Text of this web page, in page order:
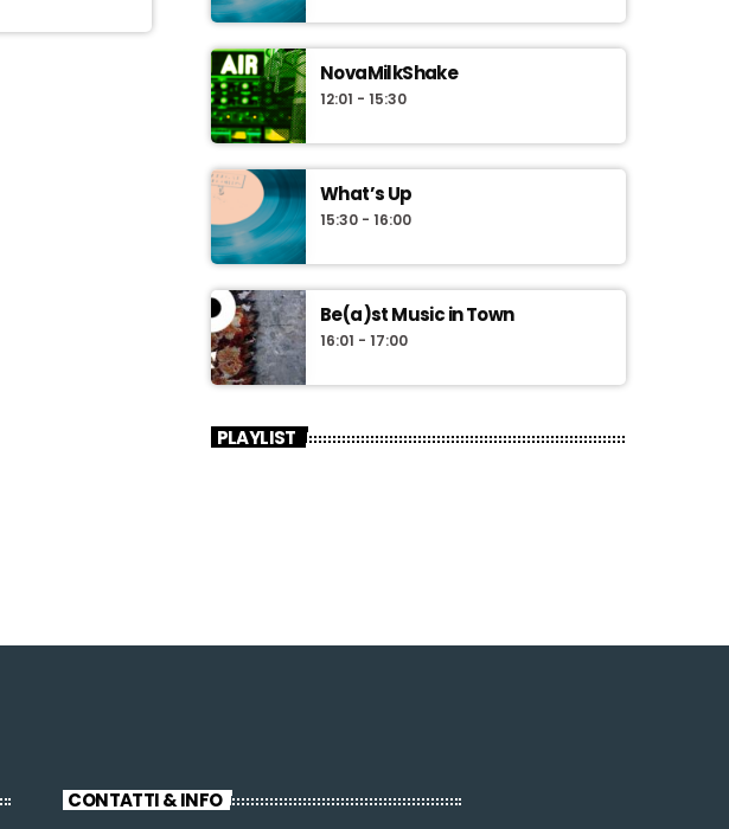
NovaMilkShake
12:01 - 15:30
What’s Up
15:30 - 16:00
Be(a)st Music in Town
16:01 - 17:00
PLAYLIST
CONTATTI & INFO